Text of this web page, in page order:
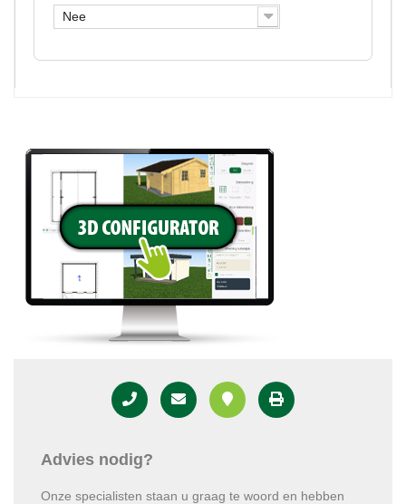
Nee
Advies nodig?
Onze specialisten staan u graag te woord en hebben